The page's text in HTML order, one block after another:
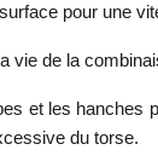
pour une
vie de la
et les
du torse.